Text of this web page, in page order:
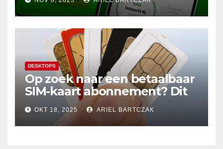
DESKTOPS
Op zoek naar een betaalbaar
SIM-kaart abonnement? Dit
20GB data-abonnement is
super voordelig in Nederland
en de EU!
OKT 18, 2025 ARIEL BARTCZAK